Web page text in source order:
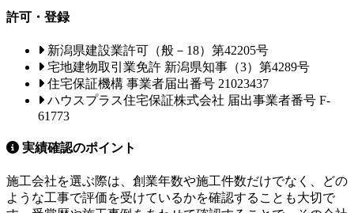
許可・登録
新潟県建設業許可（般－18）第42205号
宅地建物取引業免許 新潟県知事（3）第4289号
住宅保証機構 事業者届出番号 21023437
ハウスプラス住宅保証株式会社 届出事業者番号 F-
61773
実績確認のポイント
施工会社を選ぶ際は、創業年数や施工件数だけでなく、どの
ような工事で評価を受けているかを確認することも大切で